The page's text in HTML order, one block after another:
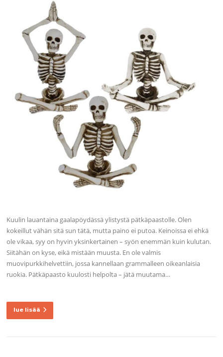
Kuulin lauantaina gaalapöydässä ylistystä pätkäpaastolle. Olen
kokeillut vähän sitä sun tätä, mutta paino ei putoa. Keinoissa ei ehkä
ole vikaa, syy on hyvin yksinkertainen – syön enemmän kuin kulutan.
Siitähän on kyse, eikä mistään muusta. En ole valmis
muovipurkkihelvettiin, jossa kannellaan grammalleen oikeanlaisia
ruokia. Pätkäpaasto kuulosti helpolta – jätä muutama…
lue lisää